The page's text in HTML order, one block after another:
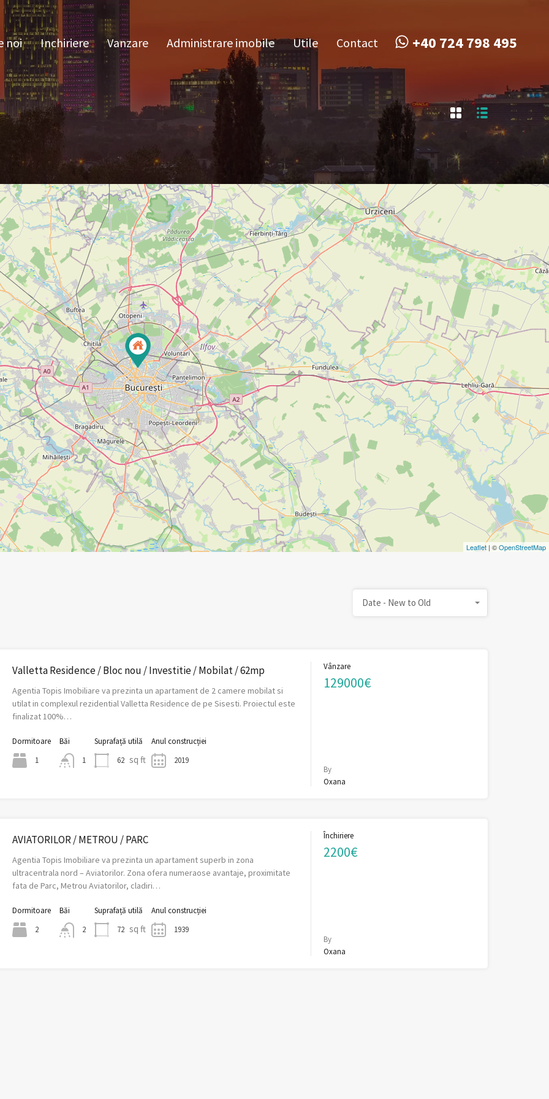
noi Inchiriere
noi
Inchiriere Vanzare Administrare imobile Utile Contact +40 724 798 495
Leaflet | ©OpenStreetMap
Date - New to Old
Valletta Residence / Bloc nou / Investitie / Mobilat / 62mp
Agentia Topis Imobiliare va prezinta un apartament de 2 camere mobilat si
utilat in complexul rezidential Valletta Residence de pe Sisesti. Proiectul este
finalizat 100%…
Dormitoare
1
Băi
1
Suprafață utilă
62 sq ft
Anul construcției
2019
Vânzare
129000€
By
Oxana
AVIATORILOR / METROU / PARC
Agentia Topis Imobiliare va prezinta un apartament superb in zona
ultracentrala nord – Aviatorilor. Zona ofera numeraose avantaje, proximitate
fata de Parc, Metrou Aviatorilor, cladiri…
Dormitoare
2
Băi
2
Suprafață utilă
72 sq ft
Anul construcției
1939
Închiriere
2200€
By
Oxana